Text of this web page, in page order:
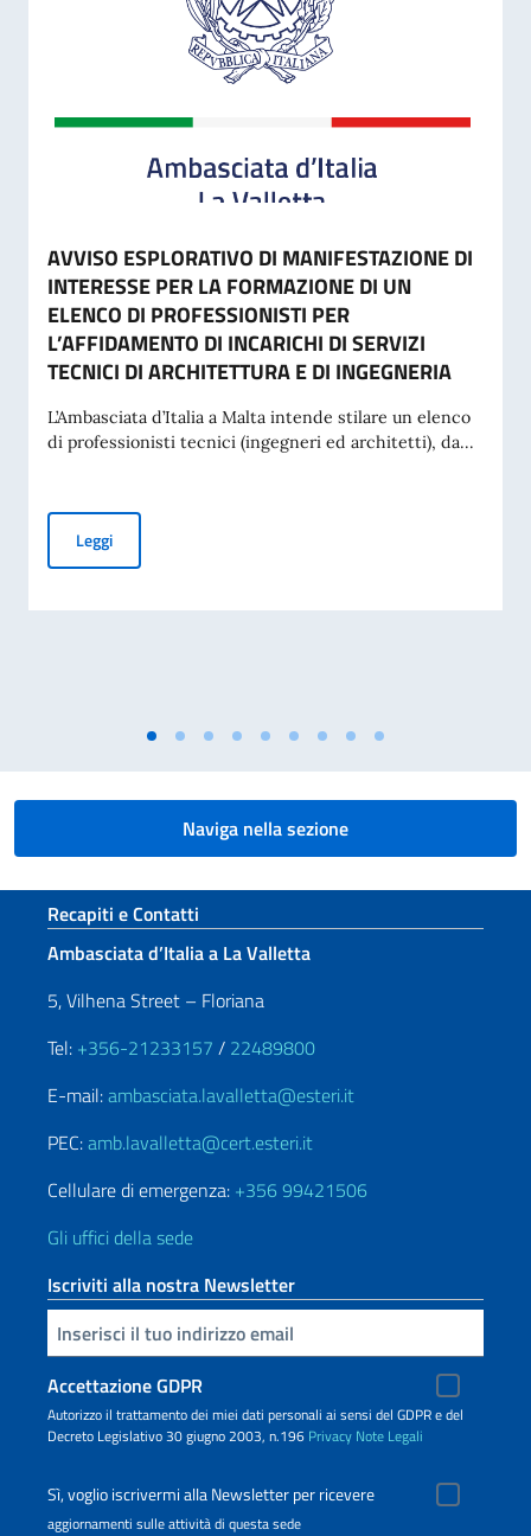
AVVISO ESPLORATIVO DI MANIFESTAZIONE DI
INTERESSE PER LA FORMAZIONE DI UN
ELENCO DI PROFESSIONISTI PER
L’AFFIDAMENTO DI INCARICHI DI SERVIZI
TECNICI DI ARCHITETTURA E DI INGEGNERIA
L’Ambasciata d’Italia a Malta intende stilare un elenco
di professionisti tecnici (ingegneri ed architetti), da...
LeggiAVVISO ESPLORATIVO DI MANIFESTAZIONE DI
Naviga nella sezione
Sezione footer
Recapiti e Contatti
Ambasciata d’Italia a La Valletta
5, Vilhena Street – Floriana
Tel: +356-21233157 / 22489800
E-mail:ambasciata.lavalletta@esteri.it
PEC:amb.lavalletta@cert.esteri.it
Cellulare di emergenza: +356 99421506
Gli uffici della sede
Iscriviti alla nostra Newsletter
Inserisci la tua email
Accettazione GDPR
Autorizzo il trattamento dei miei dati personali ai sensi del GDPR e del
Decreto Legislativo 30 giugno 2003, n.196 Privacy Note Legali
Sì, voglio iscrivermi alla Newsletter per ricevere
aggiornamenti sulle attività di questa sede